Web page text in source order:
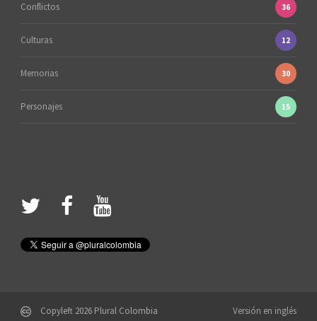
Conflictos 36
Culturas 12
Memorias 30
Personajes 15
Copyleft 2026 Plural Colombia Versión en inglés